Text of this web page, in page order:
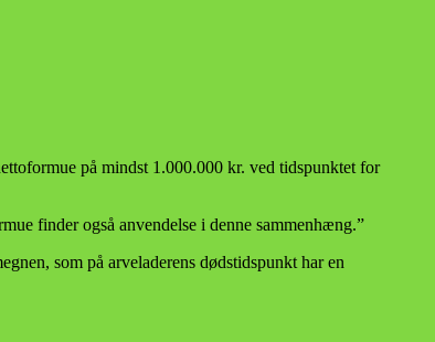
på mindst 1.000.000 kr. ved tidspunktet for
finder også anvendelse i denne sammenhæng.”
som på arveladerens dødstidspunkt har en